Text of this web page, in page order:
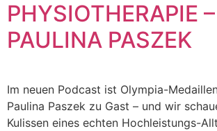
PHYSIOTHERAPIE –
PAULINA PASZEK
Im neuen Podcast ist Olympia-
Paulina Paszek zu Gast – und wir
Kulissen eines echten Hochleistungs-